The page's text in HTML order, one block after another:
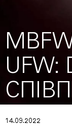
UFW:
14.09.2022